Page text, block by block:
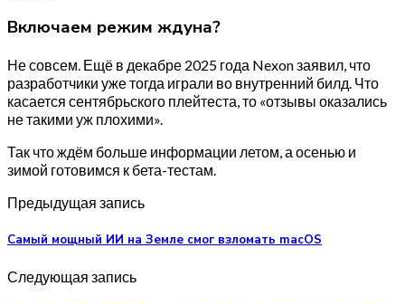
Включаем режим ждуна?
Не совсем. Ещё в декабре 2025 года Nexon заявил, что
разработчики уже тогда играли во внутренний билд. Что
касается сентябрьского плейтеста, то «отзывы оказались
не такими уж плохими».
Так что ждём больше информации летом, а осенью и
зимой готовимся к бета-тестам.
Предыдущая запись
Самый мощный ИИ на Земле смог взломать macOS
Следующая запись